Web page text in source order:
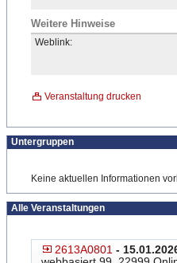
Weitere Hinweise
Weblink:
Veranstaltung drucken
Untergruppen
Keine aktuellen Informationen
Alle Veranstaltungen
2613A0801 -